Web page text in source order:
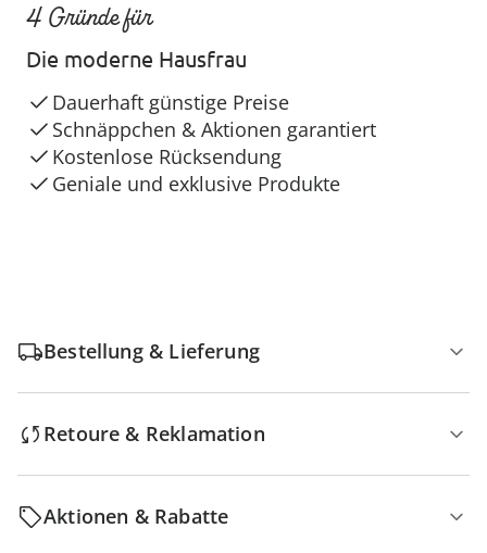
4 Gründe für
Die moderne Hausfrau
Dauerhaft günstige Preise
Schnäppchen & Aktionen garantiert
Kostenlose Rücksendung
Geniale und exklusive Produkte
Bestellung & Lieferung
Retoure & Reklamation
Aktionen & Rabatte